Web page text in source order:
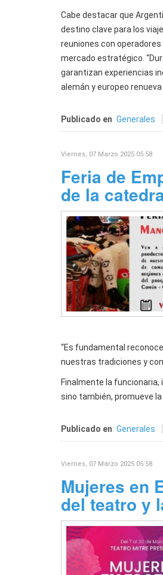
Cabe destacar que
destino clave para los
reuniones con
mercado estratégico.
garantizan experiencias
alemán y europeo
Publicado en Generales
Viernes, 07 Marzo 2025 05:58
Feria de
de la
“Es fundamental
nuestras tradiciones y
Finalmente la
sino también, promueve
Publicado en Generales
Viernes, 07 Marzo 2025 05:58
Mujeres en
del teatro y